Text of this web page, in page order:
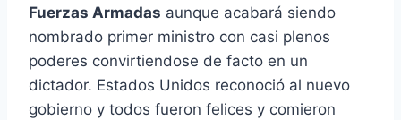
Fuerzas Armadas aunque acabará siendo
nombrado primer ministro con casi plenos
poderes convirtiendose de facto en un
dictador. Estados Unidos reconoció al nuevo
gobierno y todos fueron felices y comieron